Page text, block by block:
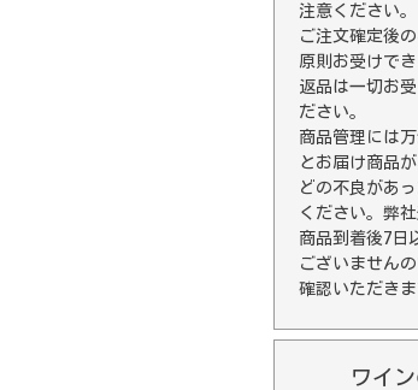
注意ください。
ご注文確定後
原則お受けで
返品は一切お
ださい。
商品管理には
とお届け商品
どの不良があ
ください。弊
商品到着後7日
ございません
確認いただき
ワイ